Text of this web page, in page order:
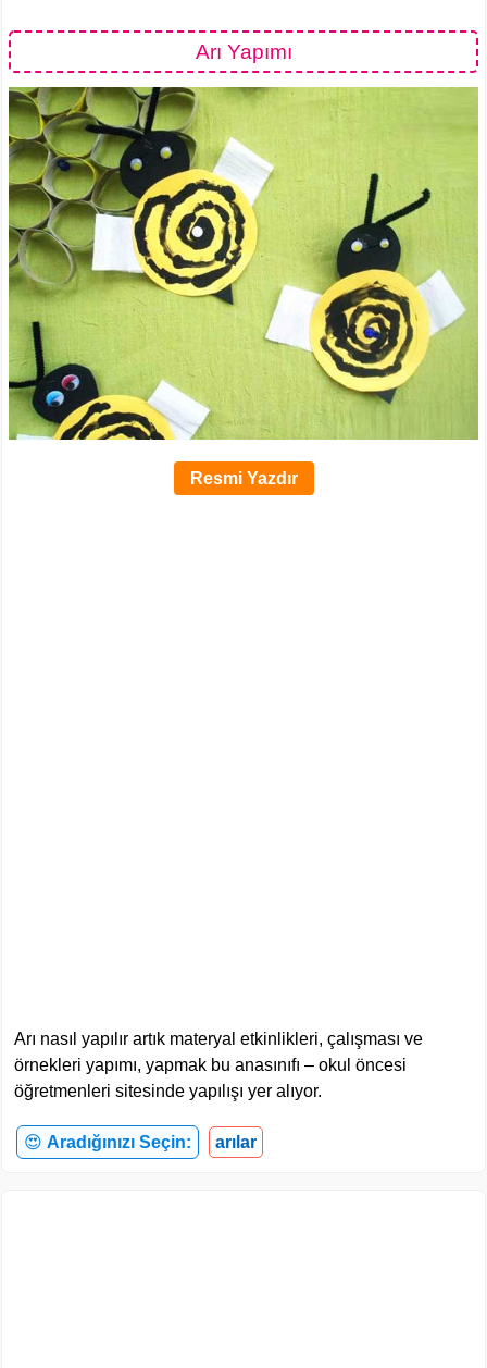
Arı Yapımı
Resmi Yazdır
Arı nasıl yapılır artık materyal etkinlikleri, çalışması ve
örnekleri yapımı, yapmak bu anasınıfı – okul öncesi
öğretmenleri sitesinde yapılışı yer alıyor.
😍 Aradığınızı Seçin: arılar